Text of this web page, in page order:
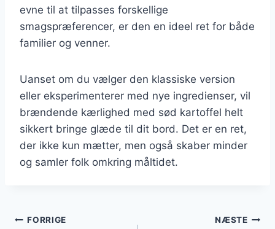
evne til at tilpasses forskellige
smagspræferencer, er den en ideel ret for både
familier og venner.
Uanset om du vælger den klassiske version
eller eksperimenterer med nye ingredienser, vil
brændende kærlighed med sød kartoffel helt
sikkert bringe glæde til dit bord. Det er en ret,
der ikke kun mætter, men også skaber minder
og samler folk omkring måltidet.
Indlægsnavigation
FORRIGE NÆSTE